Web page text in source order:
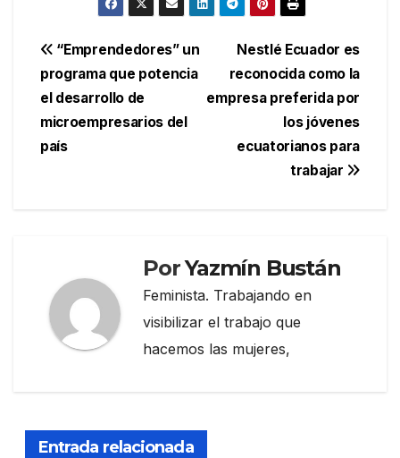
Navegación
de
entradas
Nestlé Ecuador es
reconocida como la
empresa preferida por
los jóvenes
ecuatorianos para
trabajar
“Emprendedores” un
programa que potencia
el desarrollo de
microempresarios del
país
PorYazmín Bustán
Feminista. Trabajando en
visibilizar el trabajo que
hacemos las mujeres,
Entrada relacionada